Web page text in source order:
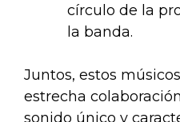
círculo de la
la banda.
Juntos, estos
estrecha
sonido único y